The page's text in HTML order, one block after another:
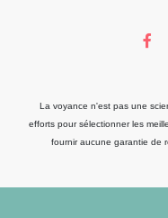
La voyance n'est pas une
efforts pour sélectionner les
fournir aucune garantie de